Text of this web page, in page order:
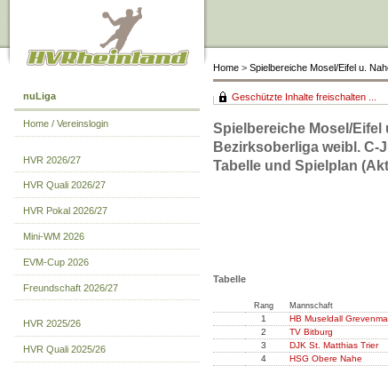
Home > Spielbereiche Mosel/Eifel u.
nuLiga
Home / Vereinslogin
HVR 2026/27
HVR Quali 2026/27
HVR Pokal 2026/27
Mini-WM 2026
EVM-Cup 2026
Freundschaft 2026/27
HVR 2025/26
HVR Quali 2025/26
Geschützte Inhalte freischalten ...
Spielbereiche Mosel/Eifel
Bezirksoberliga weibl. C-
Tabelle und Spielplan
Tabelle
Rang Mannschaft
1 HB Museldall
2
TV Bitburg
3
DJK St. Matthias Trier
4
HSG Obere Nahe